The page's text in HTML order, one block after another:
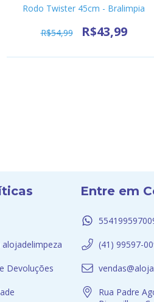
Rodo Twister 45cm - Bralimpia
R$54,99 R$43,99
Devoluções
Entre em
(41) 99597-
Rua Padre